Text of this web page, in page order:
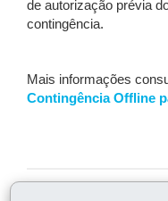
de autorização prévia
contingência.
Mais informações
Contingência Offline